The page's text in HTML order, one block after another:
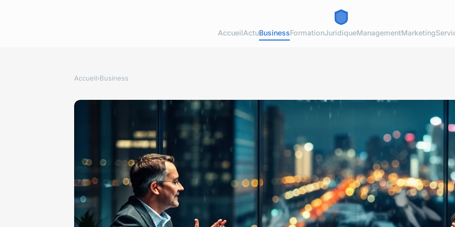
AccueilActuBusinessFormationJuridiqueManagementMarketing
Accueil›Business